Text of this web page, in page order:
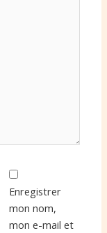
Enregistrer
mon nom,
mon e-mail et